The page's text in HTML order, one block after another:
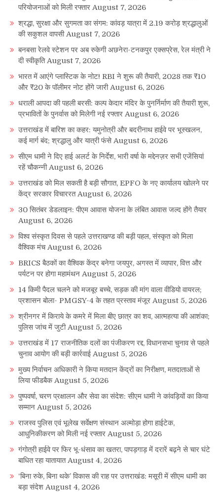
परियोजनाओं को मिली रफ्तार August 7, 2026
श्रद्धा, सुरक्षा और सुगमता का संगम: कांवड़ यात्रा में 2.19 करोड़ श्रद्धालुओं
की सकुशल वापसी August 7, 2026
बनबसा रेलवे स्टेशन पर अब रुकेगी अछनेरा-टनकपुर एक्सप्रेस, रेल मंत्री ने
दी स्वीकृति August 7, 2026
भारत में आएंगे प्लास्टिक के नोट! RBI ने शुरू की तैयारी, 2028 तक ₹10
और ₹20 के पॉलीमर नोट होंगे जारी August 6, 2026
धराली आपदा की पहली बरसी: कल्प केदार मंदिर के पुनर्निर्माण की तैयारी शुरू,
प्रभावितों के पुनर्वास को मिलेगी नई रफ्तार August 6, 2026
उत्तराखंड में बारिश का कहर: यमुनोत्री और बदरीनाथ हाईवे पर भूस्खलन,
कई मार्ग बंद; श्रद्धालु और यात्री फंसे August 6, 2026
सीएम धामी ने दिए हाई अलर्ट के निर्देश, भारी वर्षा के मद्देनज़र सभी एजेंसियां
रहें चौकन्नी August 6, 2026
उत्तराखंड को मिल सकती है बड़ी सौगात, EPFO के नए कार्यालय खोलने पर
केंद्र सरकार विचाररत August 6, 2026
30 सितंबर डेडलाइन: पीएम आवास योजना के लंबित आवास जल्द होंगे तैयार
August 6, 2026
विश्व संस्कृत दिवस से पहले उत्तराखण्ड की बड़ी पहल, संस्कृत को मिला
वैश्विक मंच August 6, 2026
BRICS बैठकों का वैश्विक केंद्र बनेगा जयपुर, अगस्त में व्यापार, वित्त और
पर्यटन पर होगा महामंथन August 5, 2026
14 किमी पैदल चलने को मजबूर बच्चे, सड़क की मांग वाला वीडियो वायरल;
प्रशासन बोला- PMGSY-4 के तहत प्रस्ताव मंजूर August 5, 2026
श्रीनगर में किराये के कमरे में मिला बीए छात्र का शव, आत्महत्या की आशंका;
पुलिस जांच में जुटी August 5, 2026
उत्तराखंड में 17 राजनीतिक दलों का पंजीकरण रद्द, विधानसभा चुनाव से पहले
चुनाव आयोग की बड़ी कार्रवाई August 5, 2026
मुख्य निर्वाचन अधिकारी ने किया मतदान केंद्रों का निरीक्षण, मतदाताओं से
लिया फीडबैक August 5, 2026
पुष्पवर्षा, चरण प्रक्षालन और सेवा का संदेश: सीएम धामी ने कांवड़ियों का किया
सम्मान August 5, 2026
राजस्व पुलिस एवं भूलेख सर्वेक्षण संस्थान अल्मोड़ा होगा हाईटेक,
आधुनिकीकरण को मिली नई रफ्तार August 5, 2026
गंगोत्री हाईवे पर फिर भू-धंसाव का खतरा, पापड़गाड़ में दरारें बढ़ने से चार घंटे
बाधित रहा यातायात August 4, 2026
‘बिना रुके, बिना थके’ विकास की राह पर उत्तराखंड: मसूरी में सीएम धामी का
बड़ा संदेश August 4, 2026